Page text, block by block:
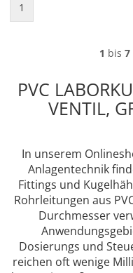
1
1 bis 7
PVC
VENTIL,
In unserem
Anlagentechnik
Fittings und
Rohrleitungen aus
Durchmesser
Dosierungs und
reichen oft wenige